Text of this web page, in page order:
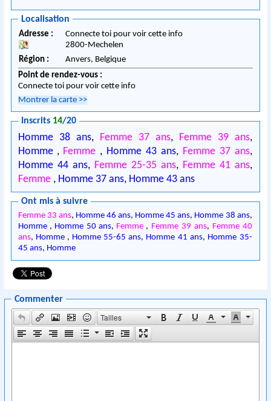
Localisation
Adresse :
Connecte toi pour voir cette info
2800-Mechelen
Région :
Anvers, Belgique
Point de rendez-vous :
Connecte toi pour voir cette info
Montrer la carte >>
Inscrits 14/20
Homme 38 ans, Femme 37 ans, Femme 39 ans,
Homme , Femme , Homme 43 ans, Femme 37 ans,
Homme 44 ans, Femme 25-35 ans, Femme 41 ans,
Femme , Homme 37 ans, Homme 43 ans
Ont mis à suivre
Femme 33 ans, Homme 46 ans, Homme 45 ans, Homme 38 ans,
Homme , Homme 50 ans, Femme , Femme 39 ans, Femme 40
ans, Homme , Homme 55-65 ans, Homme 41 ans, Homme 35-
45 ans, Homme
Commenter
Tailles